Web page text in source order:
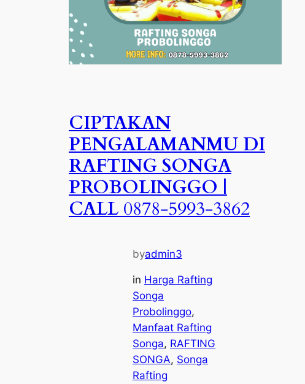
CIPTAKAN
PENGALAMANMU DI
RAFTING SONGA
PROBOLINGGO |
CALL 0878-5993-3862
byadmin3
in Harga Rafting
Songa
Probolinggo
Manfaat Rafting
Songa, RAFTING
SONGA, Songa
Rafting